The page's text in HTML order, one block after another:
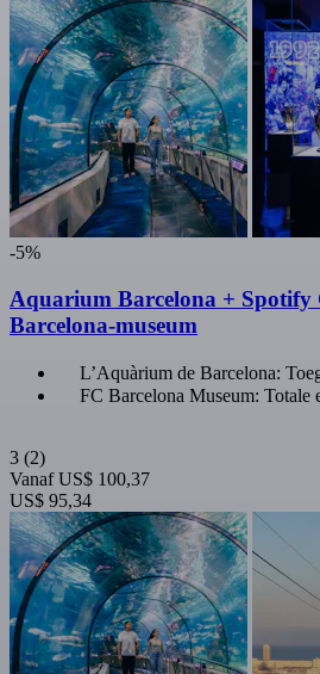
-5%
Aquarium Barcelona +
Barcelona-museum
L’Aquàrium de Barcelona:
FC Barcelona Museum: Totale
3 (2)
Vanaf US$ 100,37
US$ 95,34